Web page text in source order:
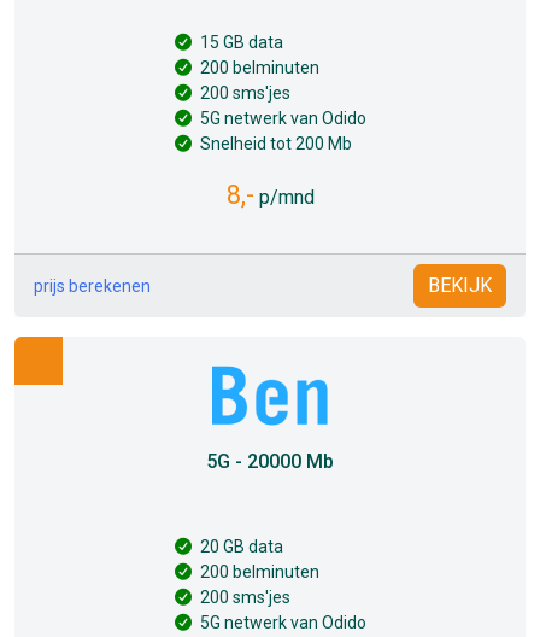
15 GB data
200 belminuten
200 sms'jes
5G netwerk van Odido
Snelheid tot 200 Mb
8,- p/mnd
prijs berekenen BEKIJK
5G - 20000 Mb
20 GB data
200 belminuten
200 sms'jes
5G netwerk van Odido